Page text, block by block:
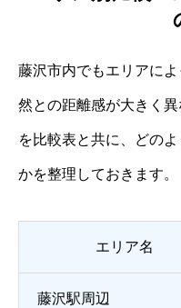
藤沢市内でもエリアに
然との距離感が大きく
を比較表と共に、どの
かを整理しておきます。
エリア名
藤沢駅周辺